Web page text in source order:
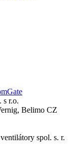
r.o.
Belimo CZ
spol. s. r.